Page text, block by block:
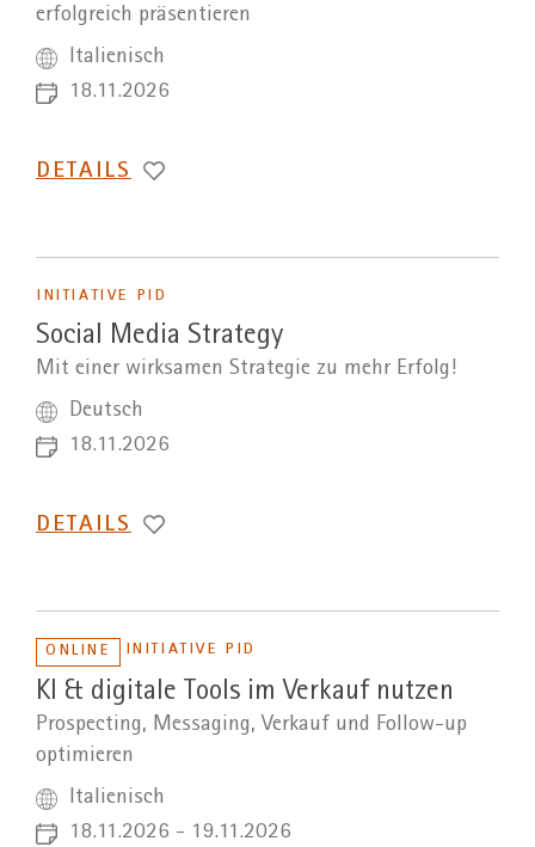
erfolgreich präsentieren
Italienisch
18.11.2026
DETAILS
INITIATIVE PID
Social Media Strategy
Mit einer wirksamen Strategie zu mehr Erfolg!
Deutsch
18.11.2026
DETAILS
ONLINE INITIATIVE PID
KI & digitale Tools im Verkauf nutzen
Prospecting, Messaging, Verkauf und Follow-up
optimieren
Italienisch
18.11.2026 - 19.11.2026